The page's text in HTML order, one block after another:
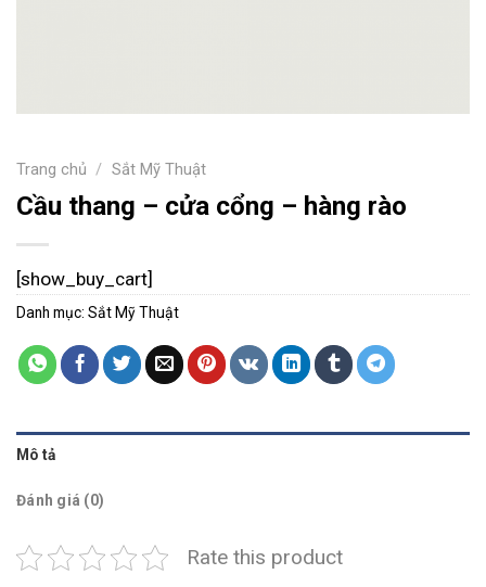
Trang chủ / Sắt Mỹ Thuật
Cầu thang – cửa cổng – hàng rào
[show_buy_cart]
Danh mục: Sắt Mỹ Thuật
Mô tả
Đánh giá (0)
Rate this product